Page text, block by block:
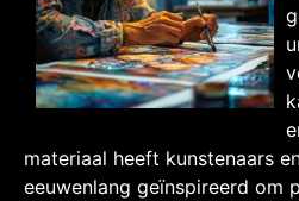
materiaal heeft kunstenaars
eeuwenlang geïnspireerd om